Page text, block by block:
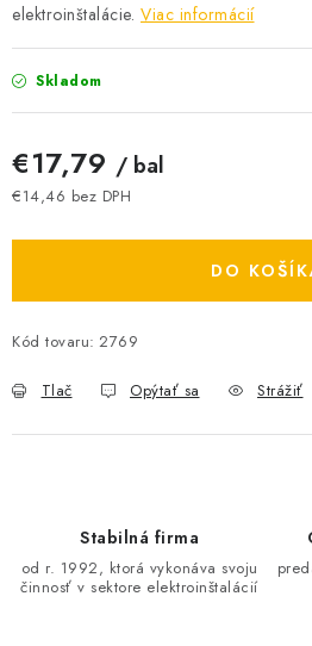
OBCHOD
REFERENCIE
B2B SEKCIA
ZÁSUVKY A VYPÍNAČE
DOMÁCNOSŤ
elektroinštalácie. Viac informácií
Skladom
€17,79 / bal
€14,46 bez DPH
DO
Kód tovaru: 2769
Tlač Opýtať sa Strážiť
Stabilná firma
od r. 1992, ktorá vykonáva svoju
činnosť v sektore elektroinštalácií